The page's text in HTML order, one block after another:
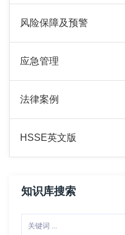
风险保障及预警
应急管理
法律案例
HSSE英文版
知识库搜索